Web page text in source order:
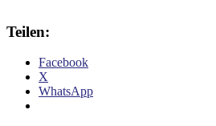
Teilen:
Facebook
X
WhatsApp